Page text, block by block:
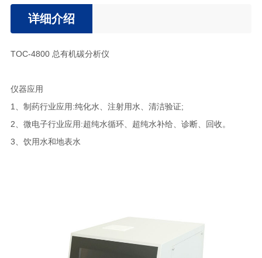
详细介绍
TOC-4800 总有机碳分析仪
仪器应用
1、制药行业应用:纯化水、注射用水、清洁验证;
2、微电子行业应用:超纯水循环、超纯水补给、诊断、回收。
3、饮用水和地表水